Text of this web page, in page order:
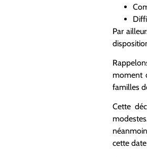
Par
moment
familles
Cette
cette